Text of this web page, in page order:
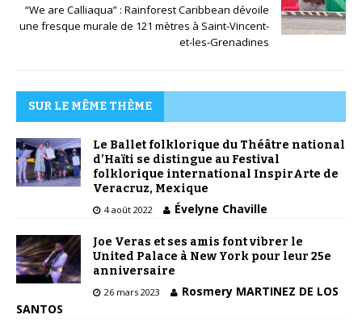
“We are Calliaqua” : Rainforest Caribbean dévoile
une fresque murale de 121 mètres à Saint-Vincent-
et-les-Grenadines
SUR LE MÊME THÈME
Le Ballet folklorique du Théâtre national
d’Haïti se distingue au Festival
folklorique international InspirArte de
Veracruz, Mexique
4 août 2022 Évelyne Chaville
Joe Veras et ses amis font vibrer le
United Palace à New York pour leur 25e
anniversaire
26 mars 2023
Rosmery MARTINEZ DE LOS
SANTOS